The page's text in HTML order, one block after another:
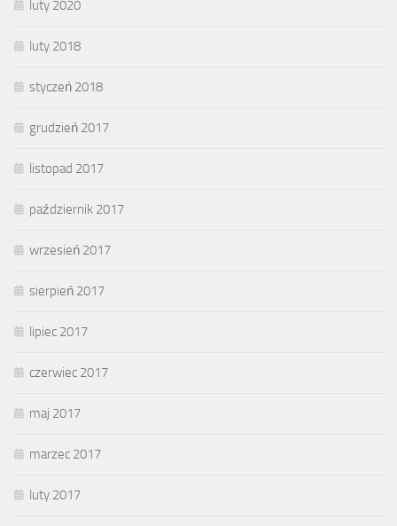
luty 2020
luty 2018
styczeń 2018
grudzień 2017
listopad 2017
październik 2017
wrzesień 2017
sierpień 2017
lipiec 2017
czerwiec 2017
maj 2017
marzec 2017
luty 2017